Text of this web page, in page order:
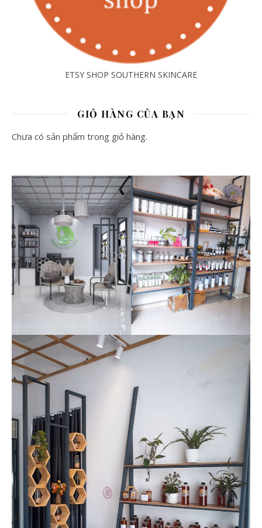
ETSY SHOP SOUTHERN SKINCARE
GIỎ HÀNG CỦA BẠN
Chưa có sản phẩm trong giỏ hàng.